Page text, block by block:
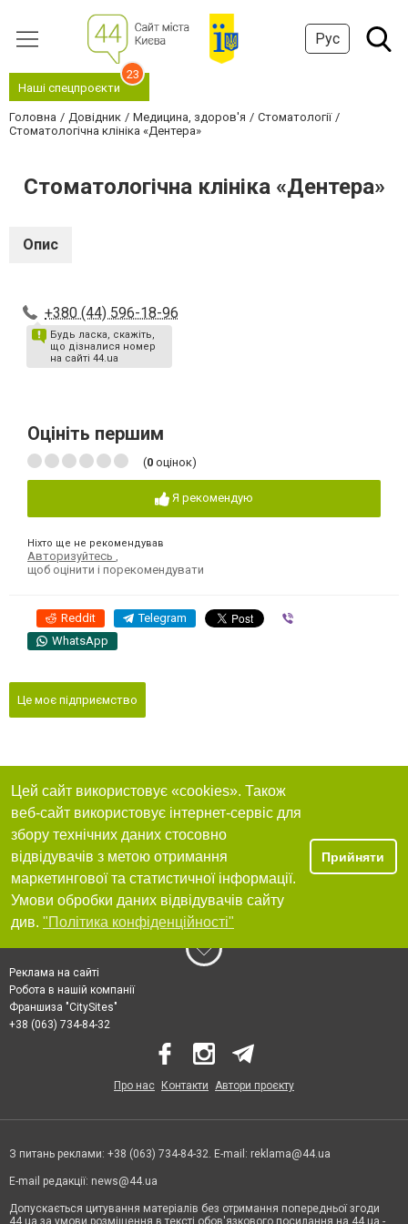
Рус
Наші спецпроєкти
23
Головна Довідник Медицина, здоров'я
Стоматології
Стоматологічна клініка «Дентера»
Стоматологічна клініка «Дентера»
Опис
+380 (44) 596-18-96
Будь ласка, скажіть,
що дізналися номер
на сайті 44.ua
Оцініть першим
(0 оцінок)
Я рекомендую
Ніхто ще не рекомендував
Авторизуйтесь
щоб оцінити і порекомендувати
Reddit Telegram
WhatsApp
Це моє підприємство
Цей сайт використовує «cookies». Також
веб-сайт використовує інтернет-сервіс для
збору технічних даних стосовно
відвідувачів з метою отримання
маркетингової та статистичної інформації.
Умови обробки даних відвідувачів сайту
див. "Політика конфіденційності"
Прийняти
Реклама на сайті
Робота в нашій компанії
Франшиза "CitySites"
+38 (063) 734-84-32
Про нас Контакти Автори проєкту
З питань реклами: +38 (063) 734-84-32. E-mail: reklama@44.ua
E-mail редакції: news@44.ua
Допускається цитування матеріалів без отримання попередньої згоди
44.ua за умови розміщення в тексті обов'язкового посилання на 44.ua -